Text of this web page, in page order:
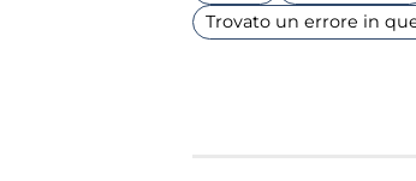
Trovato un errore in